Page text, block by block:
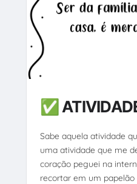
✅
Sabe aquela atividade
uma atividade que me
coração peguei na
recortar em um papelão